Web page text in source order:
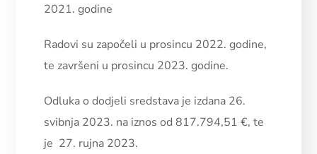
2021. godine
Radovi su započeli u prosincu 2022. godine,
te završeni u prosincu 2023. godine.
Odluka o dodjeli sredstava je izdana 26.
svibnja 2023. na iznos od 817.794,51 €, te
je 27. rujna 2023.